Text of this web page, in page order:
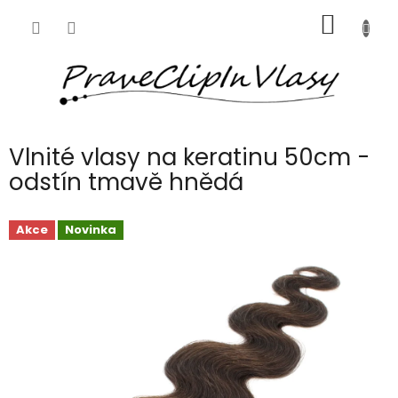
KOŠÍK
Vlnité vlasy na keratinu 50cm -
odstín tmavě hnědá
Akce Novinka